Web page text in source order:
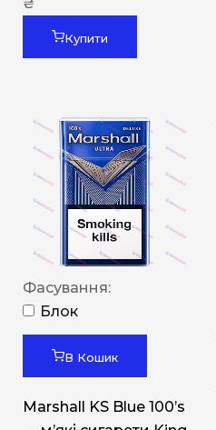
₴
Купити
Фасування:
Блок
В Кошик
Marshall KS Blue 100’s